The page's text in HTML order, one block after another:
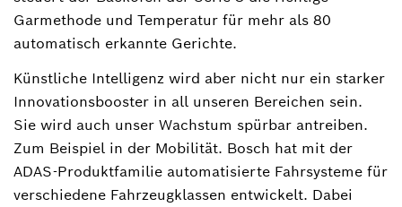
Garmethode und Temperatur für mehr als 80
automatisch erkannte Gerichte.
Künstliche Intelligenz wird aber nicht nur ein starker
Innovationsbooster in all unseren Bereichen sein.
Sie wird auch unser Wachstum spürbar antreiben.
Zum Beispiel in der Mobilität. Bosch hat mit der
ADAS-Produktfamilie automatisierte Fahrsysteme für
verschiedene Fahrzeugklassen entwickelt. Dabei